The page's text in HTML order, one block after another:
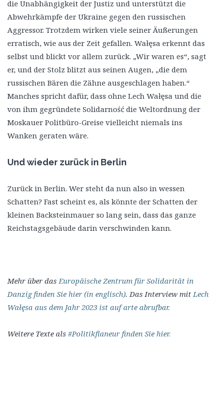
die Unabhängigkeit der Justiz und unterstützt die
Abwehrkämpfe der Ukraine gegen den russischen
Aggressor. Trotzdem wirken viele seiner Äußerungen
erratisch, wie aus der Zeit gefallen. Wałęsa erkennt das
selbst und blickt vor allem zurück. „Wir waren es“, sagt
er, und der Stolz blitzt aus seinen Augen, „die dem
russischen Bären die Zähne ausgeschlagen haben.“
Manches spricht dafür, dass ohne Lech Wałęsa und die
von ihm gegründete Solidarność die Weltordnung der
Moskauer Politbüro-Greise vielleicht niemals ins
Wanken geraten wäre.
Und wieder zurück in Berlin
Zurück in Berlin. Wer steht da nun also in wessen
Schatten? Fast scheint es, als könnte der Schatten der
kleinen Backsteinmauer so lang sein, dass das ganze
Reichstagsgebäude darin verschwinden kann.
Mehr über dasEuropäische Zentrum für Solidarität in
Danzig finden Sie hier (in englisch). Das Interview mitLech
Wałęsa aus dem Jahr 2023 ist auf arte abrufbar.
Weitere Texte als #Politikflaneur finden Sie hier.